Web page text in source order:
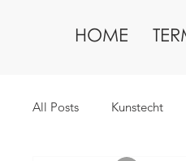
HOME
All Posts Kunstecht